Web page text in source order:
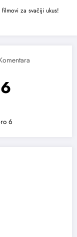
za svačiji ukus!